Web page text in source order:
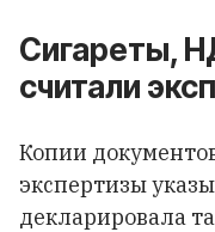
Сигареты,
считали
Копии
экспертизы
декларировала